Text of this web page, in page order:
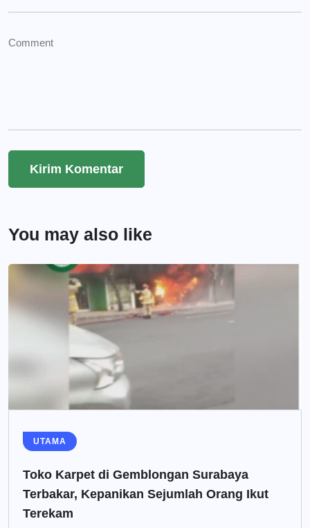
You may also like
UTAMA
Toko Karpet di Gemblongan Surabaya
Terbakar, Kepanikan Sejumlah Orang Ikut
Terekam